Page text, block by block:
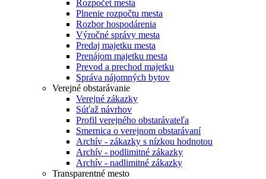
Rozpočet mesta
Plnenie rozpočtu mesta
Rozbor hospodárenia
Výročné správy mesta
Predaj majetku mesta
Prenájom majetku mesta
Prevod a prechod majetku
Správa nájomných bytov
Verejné obstarávanie
Verejné zákazky
Súťaž návrhov
Profil verejného obstarávateľa
Smernica o verejnom obstarávaní
Archív - zákazky s nízkou hodnotou
Archív - podlimitné zákazky
Archív - nadlimitné zákazky
Transparentné mesto